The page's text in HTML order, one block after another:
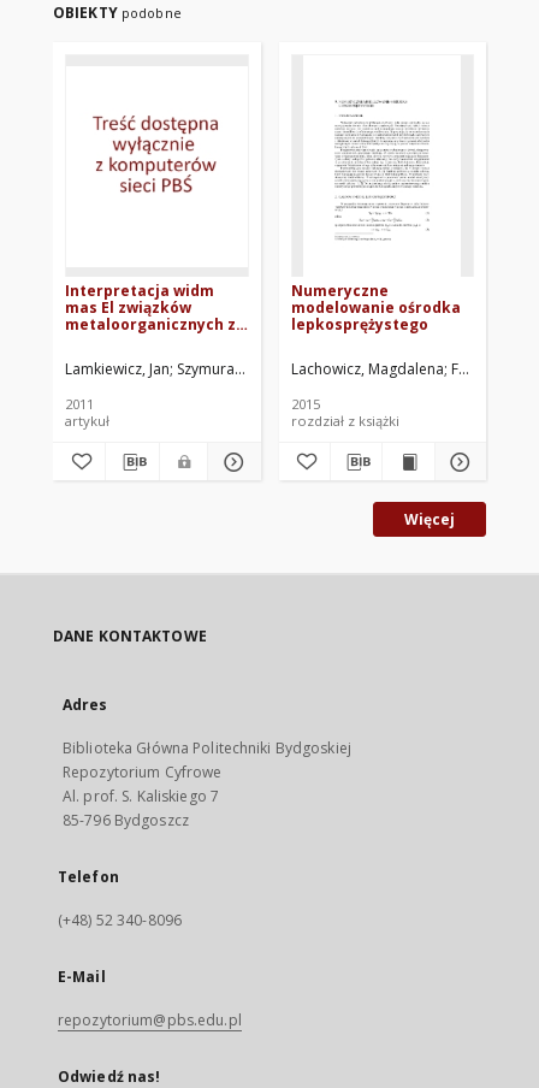
OBIEKTY podobne
Interpretacja widm
mas El związków
metaloorganicznych z
izotopowych
Lamkiewicz, Jan Szymura, Jacek A.
2011
artykuł
Numeryczne
modelowanie ośrodka
lepkosprężystego
Lachowicz, Magdalena Fereni-
2015
rozdział z książki
Więcej
DANE KONTAKTOWE
Adres
Biblioteka Główna Politechniki Bydgoskiej
Repozytorium Cyfrowe
Al. prof. S. Kaliskiego 7
85-796 Bydgoszcz
Telefon
(+48) 52 340-8096
E-Mail
repozytorium@pbs.edu.pl
Odwiedź nas!